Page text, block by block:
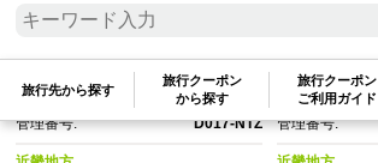
旅行先から探す
旅行クーポン
から探す
旅行クーポン
ご利用ガイド
入り）
5,100
参考寄附額:
17,000
管理番号:
D017-NTZ
交換pt:
参考寄附額:
管理番号: